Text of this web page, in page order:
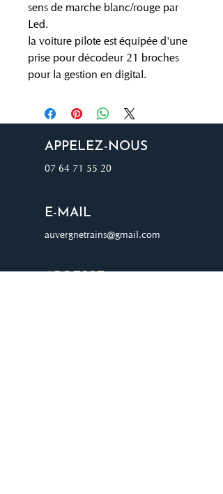
sens de marche blanc/rouge par
Led.
la voiture pilote est équipée d'une
prise pour décodeur 21 broches
pour la gestion en digital.
APPELEZ-NOUS
07 64 71 55 20
E-MAIL
auvergnetrains@gmail.com